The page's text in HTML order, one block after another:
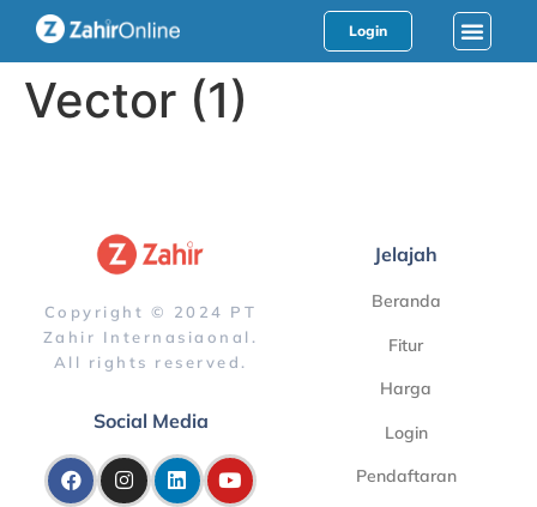
Login
Vector (1)
Copyright © 2024 PT
Zahir Internasiaonal.
All rights reserved.
Social Media
Jelajah
Beranda
Fitur
Harga
Login
Pendaftaran